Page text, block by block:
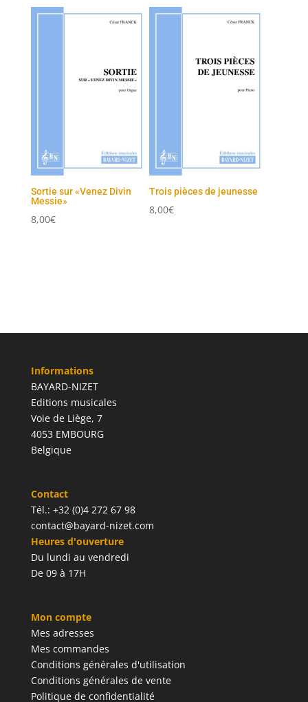
Sortie sur «Venez Divin
Messie»
8,00€
Trois pièces de jeunesse
8,00€
Informations
BAYARD-NIZET
Editions musicales
Voie de Liège, 7
4053 EMBOURG
Belgique
Contact
Tél.: +32 (0)4 272 67 98
contact@bayard-nizet.com
Heures d'ouverture
Du lundi au vendredi
De 09 à 17H
Mon compte
Mes adresses
Mes commandes
Conditions générales d'utilisation
Conditions générales de vente
Politique de confidentialité